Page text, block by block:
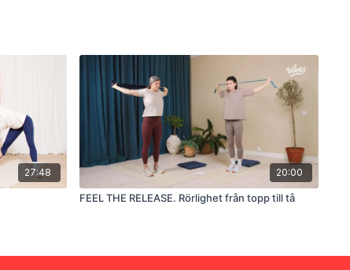
27:48 20:00
FEEL THE RELEASE. Rörlighet från topp till tå